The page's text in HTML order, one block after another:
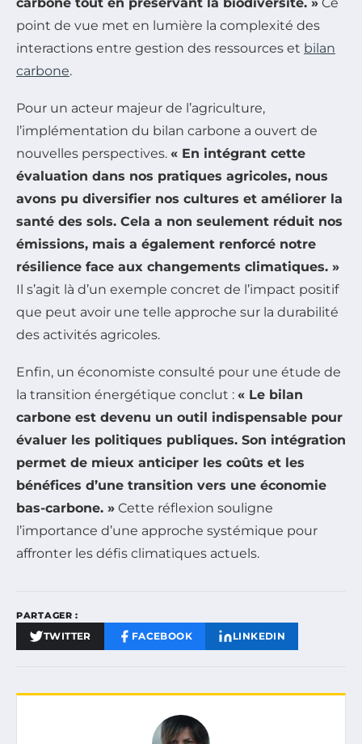
point de vue met en lumière la complexité des
interactions entre gestion des ressources et bilan
carbone.
Pour un acteur majeur de l’agriculture,
l’implémentation du bilan carbone a ouvert de
nouvelles perspectives. « En intégrant cette
évaluation dans nos pratiques agricoles, nous
avons pu diversifier nos cultures et améliorer la
santé des sols. Cela a non seulement réduit nos
émissions, mais a également renforcé notre
résilience face aux changements climatiques. »
Il s’agit là d’un exemple concret de l’impact positif
que peut avoir une telle approche sur la durabilité
des activités agricoles.
Enfin, un économiste consulté pour une étude de
la transition énergétique conclut : « Le bilan
carbone est devenu un outil indispensable pour
évaluer les politiques publiques. Son intégration
permet de mieux anticiper les coûts et les
bénéfices d’une transition vers une économie
bas-carbone. » Cette réflexion souligne
l’importance d’une approche systémique pour
affronter les défis climatiques actuels.
PARTAGER :
TWITTER FACEBOOK LINKEDIN